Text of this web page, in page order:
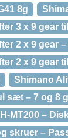
8g
3 x 9 gear
2 x 9 gear –
2 x 9 gear
Shimano
sæt – 7 og 8
MT200 –
skruer –